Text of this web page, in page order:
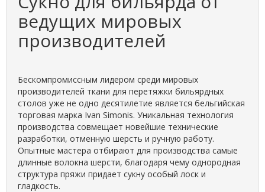
ведущих мировых
производителей
Бескомпромиссным лидером среди мировых
производителей ткани для перетяжки бильярдных
столов уже не одно десятилетие является бельгийская
торговая марка Ivan Simonis. Уникальная технология
производства совмещает новейшие технические
разработки, отменную шерсть и ручную работу.
Опытные мастера отбирают для производства самые
длинные волокна шерсти, благодаря чему однородная
структура пряжи придает сукну особый лоск и
гладкость.